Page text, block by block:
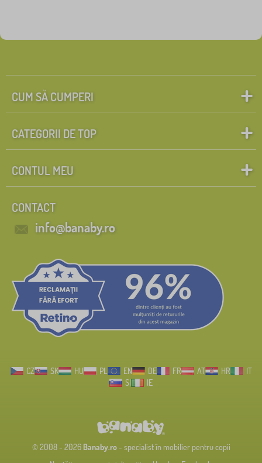
CUM SĂ CUMPERI
CATEGORII DE TOP
CONTUL MEU
CONTACT
info@banaby.ro
CZ SK HU PL EN DE FR AT HR
IT
SI
IE
© 2008 - 2026 Banaby.ro- specialist în mobilier pentru copii